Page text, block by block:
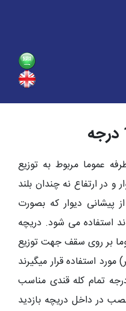
15 درجه یکطرفه عموما مربوط به توزیع
در ارتفاع نه چندان بلند
از پیشانی دیوار که بصورت
استفاده می شود. دریچه
بر روی سقف جهت توزیع
با ارتفاع (حدود 3 متر) مورد استفاده قرار میگیرند
مدل دریچه خطی 15 درجه تمام کله قندی مناسب
در داخل دریچه بازدید